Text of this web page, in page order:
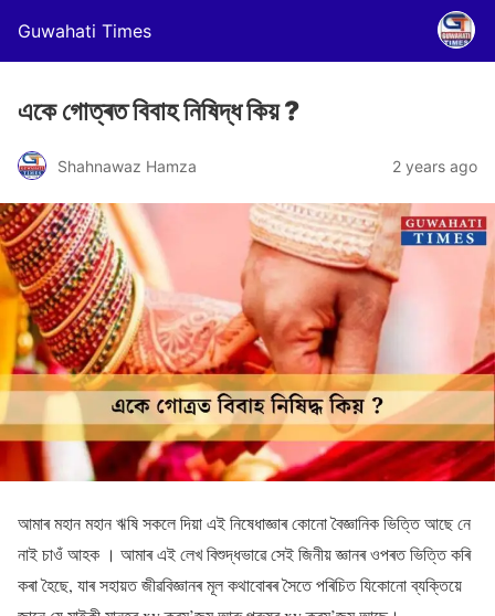
Guwahati Times
একে গোত্ৰত বিবাহ নিষিদ্ধ কিয় ?
Shahnawaz Hamza 2 years ago
আমাৰ মহান মহান ঋষি সকলে দিয়া এই নিষেধাজ্ঞাৰ কোনো বৈজ্ঞানিক ভিত্তি আছে নে
নাই চাওঁ আহক । আমাৰ এই লেখ বিশুদ্ধভাৱে সেই জিনীয় জ্ঞানৰ ওপৰত ভিত্তি কৰি
কৰা হৈছে, যাৰ সহায়ত জীৱবিজ্ঞানৰ মূল কথাবোৰৰ সৈতে পৰিচিত যিকোনো ব্যক্তিয়ে